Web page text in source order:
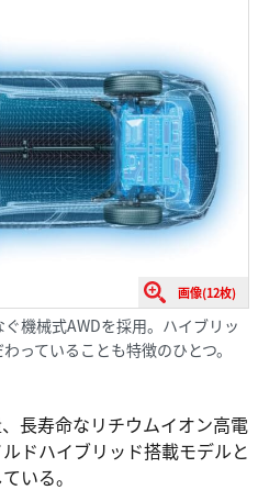
画像(12枚)
機械式AWDを採用。ハイブリッ
っていることも特徴のひとつ。
長寿命なリチウムイオン高電
ドハイブリッド搭載モデルと
いる。